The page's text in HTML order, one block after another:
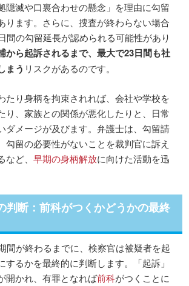
隠滅や口裏合わせの懸念」を理由に勾留
ります。さらに、捜査が終わらない場合
間の勾留延長が認められる可能性があり
から起訴されるまで、最大で23日間も社
まう リスクがあるのです。
たり身柄を拘束されれば、会社や学校を
り、家族との関係が悪化したりと、日常
ダメージが及びます。弁護士は、勾留請
勾留の必要性がないことを裁判官に訴え
など、早期の身柄解放に向けた活動を迅
判断：前科がつくかどうかの最終
間が終わるまでに、検察官は被疑者を起
するかを最終的に判断します。「起訴」
開かれ、有罪となれば前科がつくことに